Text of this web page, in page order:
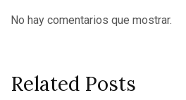
No hay comentarios que mostrar.
Related Posts